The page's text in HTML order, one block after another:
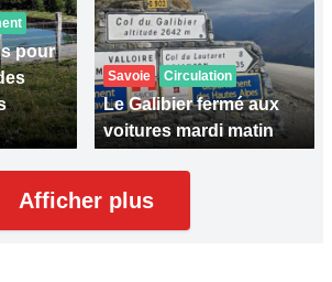
pour
Savoie Circulation
Le Galibier fermé aux
voitures mardi matin
Afficher plus